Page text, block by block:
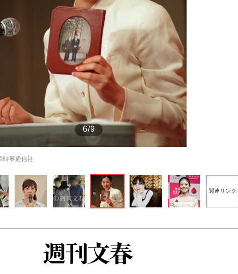
って…」サッカー日本代表・森保一監督...
もっと見る
て
もっと見る
6/9
事通信社
関連リンク